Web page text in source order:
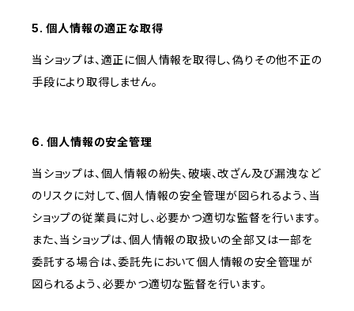
5. 個人情報の適正な取得
当ショップは、適正に個人情報を取得し、偽りその他不正の
手段により取得しません。
6. 個人情報の安全管理
当ショップは、個人情報の紛失、破壊、改ざん及び漏洩など
のリスクに対して、個人情報の安全管理が図られるよう、当
ショップの従業員に対し、必要かつ適切な監督を行います。
また、当ショップは、個人情報の取扱いの全部又は一部を
委託する場合は、委託先において個人情報の安全管理が
図られるよう、必要かつ適切な監督を行います。